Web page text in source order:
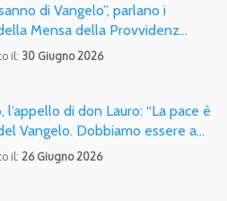
di Vangelo”, parlano i
Mensa della Provvidenz…
il: 30 Giugno 2026
l’appello di don Lauro: “La pace è
Vangelo. Dobbiamo essere a…
il: 26 Giugno 2026